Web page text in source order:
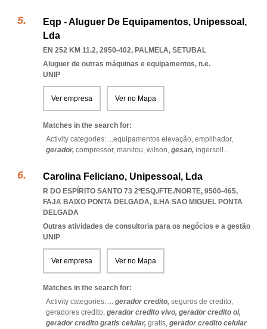
Eqp - Aluguer De Equipamentos, Unipessoal,
Lda
EN 252 KM 11.2, 2950-402, PALMELA, SETUBAL
Aluguer de outras máquinas e equipamentos, n.e.
UNIP
Ver empresa Ver no Mapa
Matches in the search for:
Activity categories: ...equipamentos elevação, empilhador,
gerador, compressor, manitou, wilson, gesan, ingersoll ...
Carolina Feliciano, Unipessoal, Lda
R DO ESPÍRITO SANTO 73 2ºESQ./FTE./NORTE, 9500-465,
FAJA BAIXO PONTA DELGADA, ILHA SAO MIGUEL PONTA
DELGADA
Outras atividades de consultoria para os negócios e a gestão
UNIP
Ver empresa Ver no Mapa
Matches in the search for:
Activity categories: ... gerador credito, seguros de credito,
geradores credito, gerador credito vivo, gerador credito oi,
gerador credito gratis celular, gratis, gerador credito celular